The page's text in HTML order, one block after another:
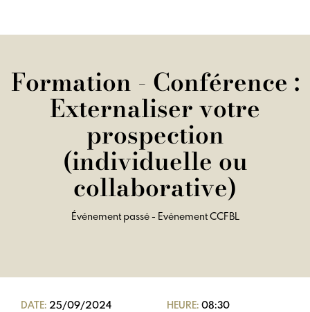
Formation - Conférence :
Externaliser votre
prospection
(individuelle ou
collaborative)
Événement passé - Evénement CCFBL
DATE: 25/09/2024 HEURE: 08:30